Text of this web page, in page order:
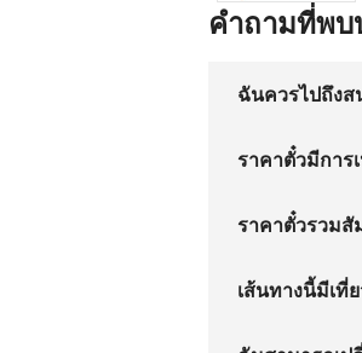
คำถามที่พบ
ฉันควรไปถึงส
ราคาตั๋วมีการ
ราคาตั๋วรวม
เส้นทางนี้มีเที่